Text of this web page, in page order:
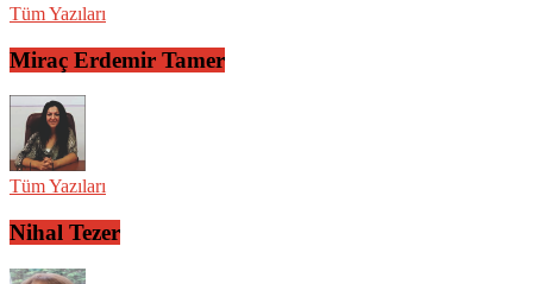
Tüm Yazıları
Miraç Erdemir Tamer
Tüm Yazıları
Nihal Tezer